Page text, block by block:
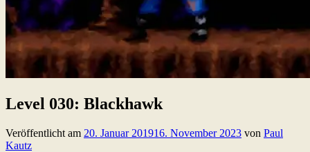
Level 030: Blackhawk
Veröffentlicht am 20. Januar 201916. November 2023 von Paul
Kautz